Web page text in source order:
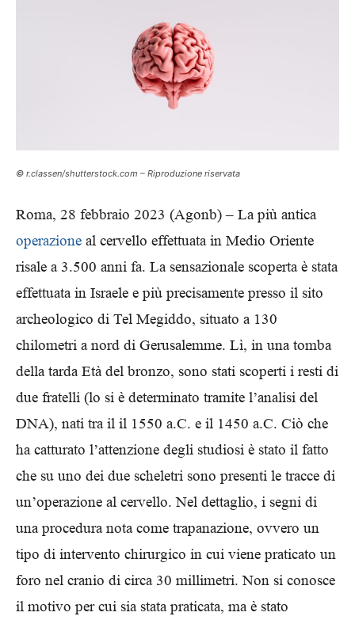
© r.classen/shutterstock.com – Riproduzione riservata
Roma, 28 febbraio 2023 (Agonb) – La più antica
operazione al cervello effettuata in Medio Oriente
risale a 3.500 anni fa. La sensazionale scoperta è stata
effettuata in Israele e più precisamente presso il sito
archeologico di Tel Megiddo, situato a 130
chilometri a nord di Gerusalemme. Lì, in una tomba
della tarda Età del bronzo, sono stati scoperti i resti di
due fratelli (lo si è determinato tramite l’analisi del
DNA), nati tra il il 1550 a.C. e il 1450 a.C. Ciò che
ha catturato l’attenzione degli studiosi è stato il fatto
che su uno dei due scheletri sono presenti le tracce di
un’operazione al cervello. Nel dettaglio, i segni di
una procedura nota come trapanazione, ovvero un
tipo di intervento chirurgico in cui viene praticato un
foro nel cranio di circa 30 millimetri. Non si conosce
il motivo per cui sia stata praticata, ma è stato